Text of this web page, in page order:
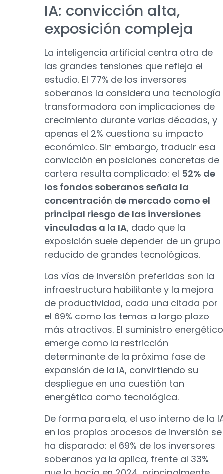
IA: convicción alta,
exposición compleja
La inteligencia artificial centra otra de
las grandes tensiones que refleja el
estudio. El 77% de los inversores
soberanos la considera una tecnología
transformadora con implicaciones de
crecimiento durante varias décadas, y
apenas el 2% cuestiona su impacto
económico. Sin embargo, traducir esa
convicción en posiciones concretas de
cartera resulta complicado: el 52% de
los fondos soberanos señala la
concentración de mercado como el
principal riesgo de las inversiones
vinculadas a la IA, dado que la
exposición suele depender de un grupo
reducido de grandes tecnológicas.
Las vías de inversión preferidas son la
infraestructura habilitante y la mejora
de productividad, cada una citada por
el 69% como los temas a largo plazo
más atractivos. El suministro energético
emerge como la restricción
determinante de la próxima fase de
expansión de la IA, convirtiendo su
despliegue en una cuestión tan
energética como tecnológica.
De forma paralela, el uso interno de la
en los propios procesos de inversión se
ha disparado: el 69% de los inversores
soberanos ya la aplica, frente al 33%